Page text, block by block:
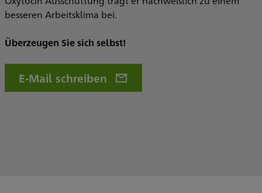
besseren Arbeitsklima bei.
Überzeugen Sie sich selbst!
E-Mail schreiben